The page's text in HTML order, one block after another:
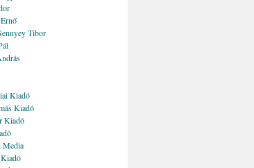
Tibor
Kiadó
Kiadó
Kiadó
Media